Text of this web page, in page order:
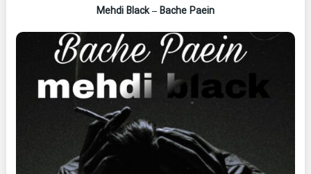
Mehdi Black – Bache Paein